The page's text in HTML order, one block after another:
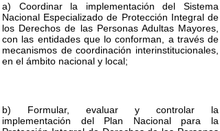
a) Coordinar la implementación del Sistema
Nacional Especializado de Protección Integral de
los Derechos de las Personas Adultas Mayores,
con las entidades que lo conforman, a través de
mecanismos de coordinación interinstitucionales,
en el ámbito nacional y local;
b) Formular, evaluar y controlar la
implementación del Plan Nacional para la